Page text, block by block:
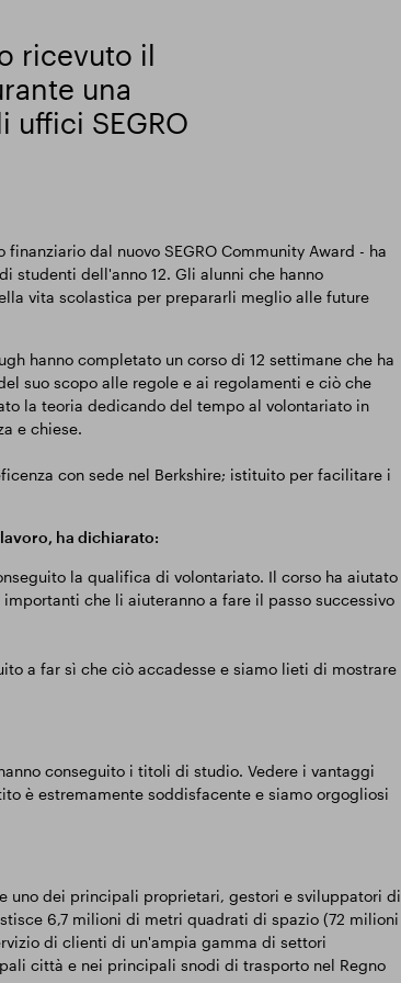
ricevuto il
una
SEGRO
dal nuovo SEGRO Community Award - ha
studenti dell'anno 12. Gli alunni che hanno
vita scolastica per prepararli meglio alle future
hanno completato un corso di 12 settimane che ha
suo scopo alle regole e ai regolamenti e ciò che
la teoria dedicando del tempo al volontariato in
e chiese.
con sede nel Berkshire; istituito per facilitare i
ha dichiarato:
la qualifica di volontariato. Il corso ha aiutato
che li aiuteranno a fare il passo successivo
a far sì che ciò accadesse e siamo lieti di mostrare
conseguito i titoli di studio. Vedere i vantaggi
è estremamente soddisfacente e siamo orgogliosi
e uno dei principali proprietari, gestori e sviluppatori di
6,7 milioni di metri quadrati di spazio (72 milioni
di clienti di un'ampia gamma di settori
città e nei principali snodi di trasporto nel Regno